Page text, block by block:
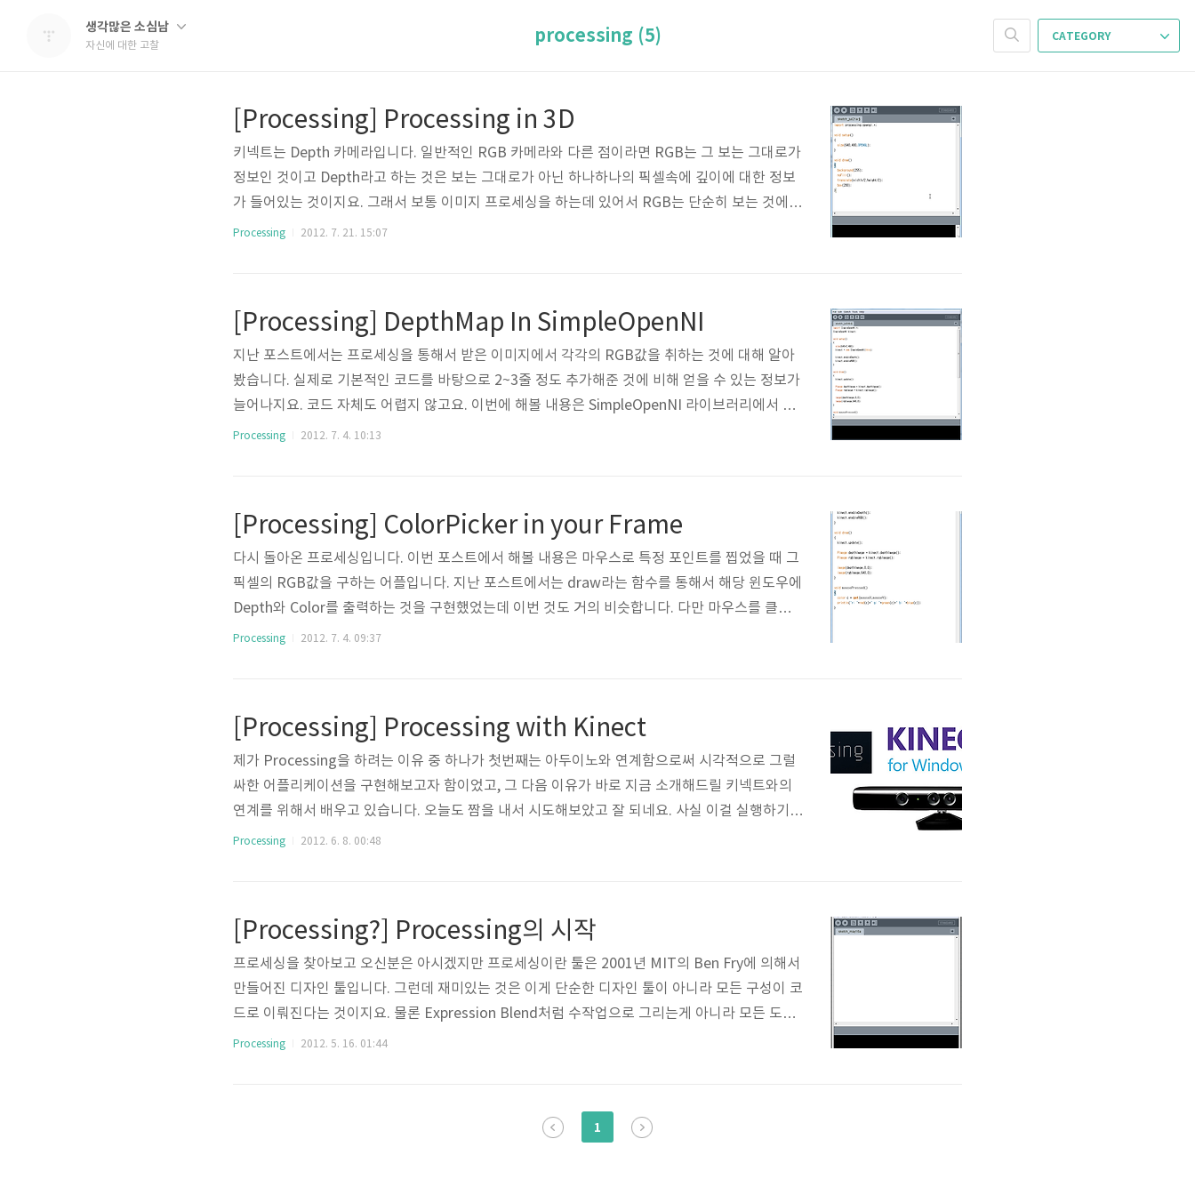
생각많은 소심남
자신에 대한 고찰
CATEGORY
processing (5)
[Processing] Processing in 3D
키넥트는 Depth 카메라입니다. 일반적인 RGB 카메라와 다른 점이라면 RGB는 그 보는 그대로가
정보인 것이고 Depth라고 하는 것은 보는 그대로가 아닌 하나하나의 픽셀속에 깊이에 대한 정보
가 들어있는 것이지요. 그래서 보통 이미지 프로세싱을 하는데 있어서 RGB는 단순히 보는 것에
대한 정보만 뽑을 수 있기 때문에 삼차원적으로 모델링하는 방법이 매우 복잡합니다. 굉장히 어려
내고자 합니다. 실질상으로 우리가 스크린을 통해서 ..
Processing 2012. 7. 21. 15:07
[Processing] DepthMap In SimpleOpenNI
지난 포스트에서는 프로세싱을 통해서 받은 이미지에서 각각의 RGB값을 취하는 것에 대해 알아
봤습니다. 실제로 기본적인 코드를 바탕으로 2~3줄 정도 추가해준 것에 비해 얻을 수 있는 정보가
늘어나지요. 코드 자체도 어렵지 않고요. 이번에 해볼 내용은 SimpleOpenNI 라이브러리에서 제
공하는 depthmap 속성을 이용해서 DepthImage로부터 사용자까지의 거리를 구하는 식을 구해
컴퓨터로 데이터를 넘길때는 ..
Processing 2012. 7. 4. 10:13
[Processing] ColorPicker in your Frame
다시 돌아온 프로세싱입니다. 이번 포스트에서 해볼 내용은 마우스로 특정 포인트를 찝었을 때 그
픽셀의 RGB값을 구하는 어플입니다. 지난 포스트에서는 draw라는 함수를 통해서 해당 윈도우에
Depth와 Color를 출력하는 것을 구현했었는데 이번 것도 거의 비슷합니다. 다만 마우스를 클릭
했을 때의 함수가 필요한데 프로세싱에서 참 편리하게도 그냥 mousePressed라는 함수를 가지
그럴것이 Processin..
Processing 2012. 7. 4. 09:37
[Processing] Processing with Kinect
제가 Processing을 하려는 이유 중 하나가 첫번째는 아두이노와 연계함으로써 시각적으로 그럴
싸한 어플리케이션을 구현해보고자 함이었고, 그 다음 이유가 바로 지금 소개해드릴 키넥트와의
연계를 위해서 배우고 있습니다. 오늘도 짬을 내서 시도해보았고 잘 되네요. 사실 이걸 실행하기
위해서는 OpenNI 기반의 키넥트 개발환경이 구현되어야 하며 기존의 MS SDK가 설치된 환경상
ut Kinect] - [Kinect 프..
Processing 2012. 6. 8. 00:48
[Processing?] Processing의 시작
프로세싱을 찾아보고 오신분은 아시겠지만 프로세싱이란 툴은 2001년 MIT의 Ben Fry에 의해서
만들어진 디자인 툴입니다. 그런데 재미있는 것은 이게 단순한 디자인 툴이 아니라 모든 구성이 코
드로 이뤄진다는 것이지요. 물론 Expression Blend처럼 수작업으로 그리는게 아니라 모든 도형
이 숫자와 문자로 구성된다는 겁니다. 어디서 많이 본 UI라고 했더니 Arduino의 UI와 매우 유사
이겠지요. 간단한 예제를 통해서 함수를 소개해보고자 합니다. 우선 그냥 눈앞에 도화지가 있다고
Processing 2012. 5. 16. 01:44
1